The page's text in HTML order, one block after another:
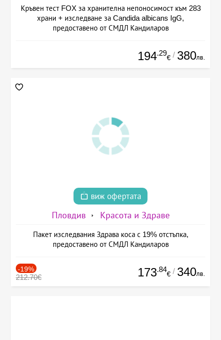
Кръвен тест FOX за хранителна непоносимост към 283
храни + изследване за Candida albicans IgG,
предоставено от СМДЛ Кандиларов
194.29
€ / 380лв.
виж офертата
Пловдив Красота и Здраве
Пакет изследвания Здрава коса с 19% отстъпка,
предоставено от СМДЛ Кандиларов
-19%
212.70€ 173.84
€ / 340лв.